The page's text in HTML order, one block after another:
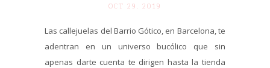
OCT 29. 2019
Las callejuelas del Barrio Gótico, en Barcelona, te
adentran en un universo bucólico que sin
apenas darte cuenta te dirigen hasta la tienda